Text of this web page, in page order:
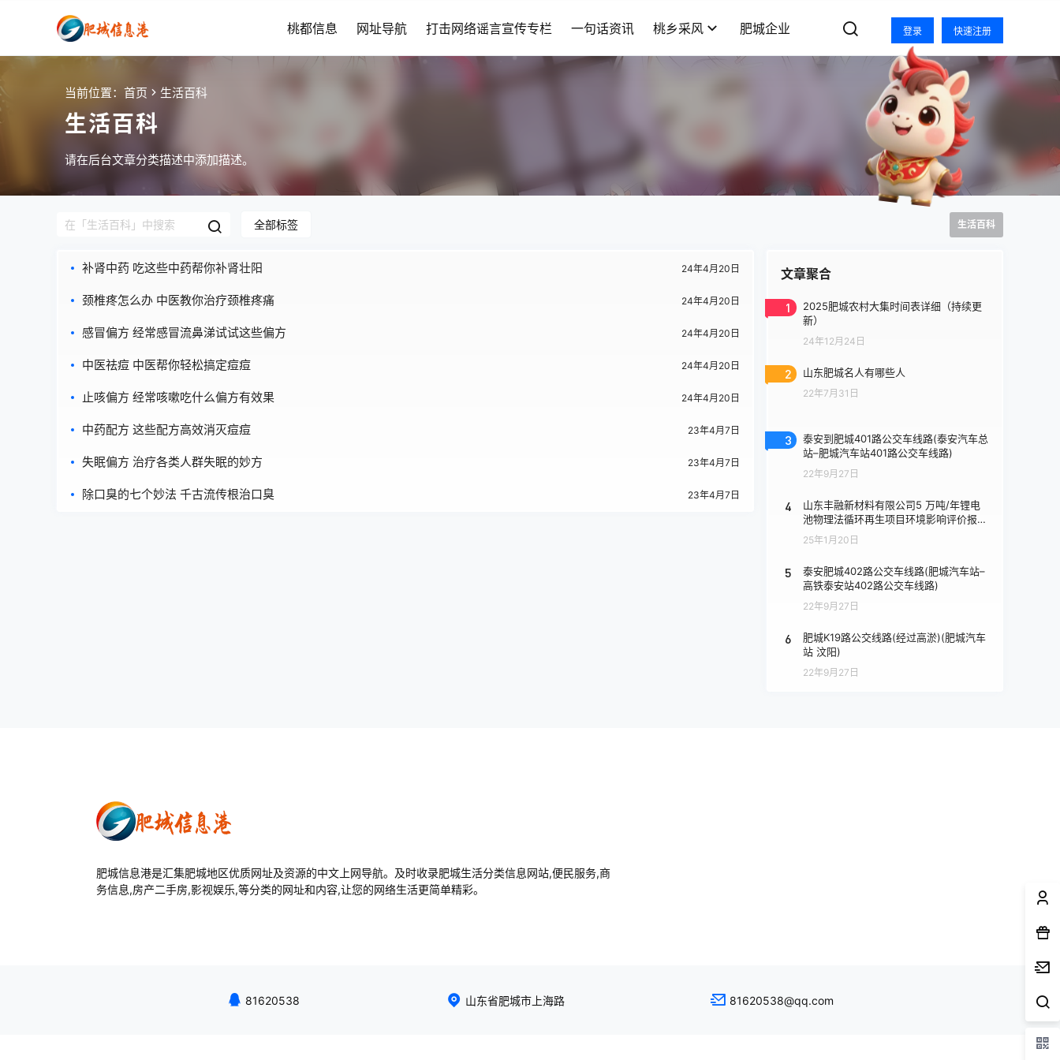
桃都信息 网址导航 打击网络谣言宣传专栏 一句话资讯 桃乡采风 肥城企业 登录 快速注册
当前位置： 首页 生活百科
生活百科
请在后台文章分类描述中添加描述。
全部标签 生活百科
补肾中药 吃这些中药帮你补肾壮阳 24年4月20日
颈椎疼怎么办 中医教你治疗颈椎疼痛 24年4月20日
感冒偏方 经常感冒流鼻涕试试这些偏方 24年4月20日
中医祛痘 中医帮你轻松搞定痘痘 24年4月20日
止咳偏方 经常咳嗽吃什么偏方有效果 24年4月20日
中药配方 这些配方高效消灭痘痘 23年4月7日
失眠偏方 治疗各类人群失眠的妙方 23年4月7日
除口臭的七个妙法 千古流传根治口臭 23年4月7日
文章聚合
1
2025肥城农村大集时间表详细（持续更
新）
24年12月24日
2 山东肥城名人有哪些人
22年7月31日
3
泰安到肥城401路公交车线路(泰安汽车总
站–肥城汽车站401路公交车线路)
22年9月27日
4
山东丰融新材料有限公司5 万吨/年锂电
池物理法循环再生项目环境影响评价报批
前公示
25年1月20日
5
泰安肥城402路公交车线路(肥城汽车站–
高铁泰安站402路公交车线路)
22年9月27日
6
肥城K19路公交线路(经过高淤)(肥城汽车
站 汶阳)
22年9月27日
肥城信息港是汇集肥城地区优质网址及资源的中文上网导航。及时收录肥城生活分类信息网站,便民服务,商
务信息,房产二手房,影视娱乐,等分类的网址和内容,让您的网络生活更简单精彩。
81620538 山东省肥城市上海路 81620538@qq.com